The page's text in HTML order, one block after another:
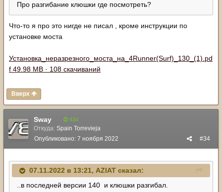
Про разгибание клюшки где посмотреть?
Что-то я про это нигде не писал , кроме инструкции по
установке моста
Установка_неразрезного_моста_на_4Runner(Surf)_130_(1).pd
f 49.98 MB · 108 скачиваний
Вверх
Sway 434
Откуда: Spain Torrevieja
#34
Опубликовано: 7 ноября 2022
07.11.2022 в 13:21, AZIAT сказал:
..в последней версии 140 и клюшки разгибал.